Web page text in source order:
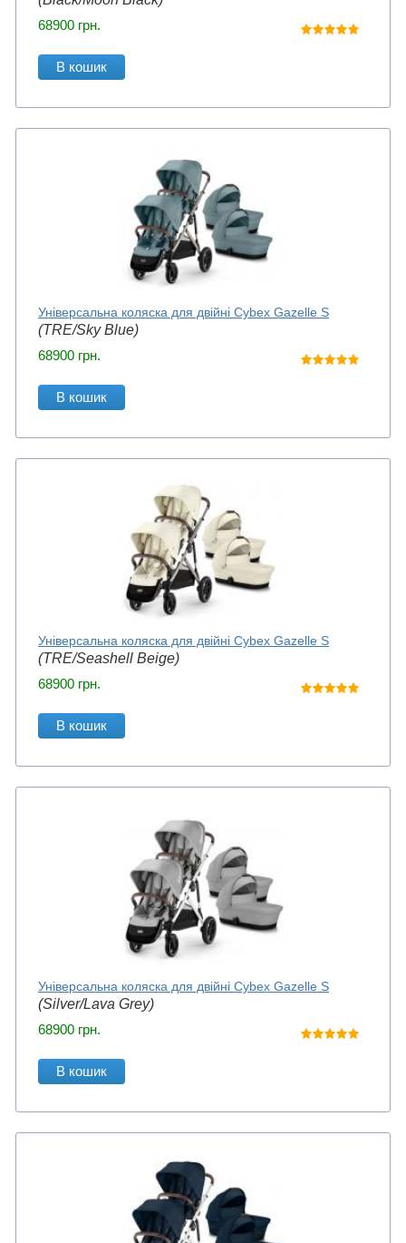
68900 грн.
В кошик
Універсальна коляска для двійні Cybex Gazelle S
(TRE/Sky Blue)
68900 грн.
В кошик
Універсальна коляска для двійні Cybex Gazelle S
(TRE/Seashell Beige)
68900 грн.
В кошик
Універсальна коляска для двійні Cybex Gazelle S
(Silver/Lava Grey)
68900 грн.
В кошик